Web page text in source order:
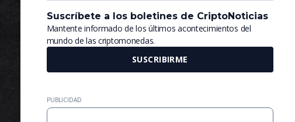
Suscríbete a los boletines de CriptoNoticias
Mantente informado de los últimos acontecimientos del
mundo de las criptomonedas.
SUSCRIBIRME
PUBLICIDAD